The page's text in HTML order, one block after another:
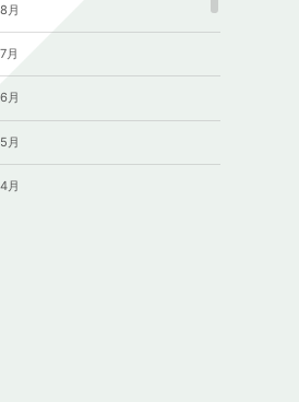
月
月
月
月
月